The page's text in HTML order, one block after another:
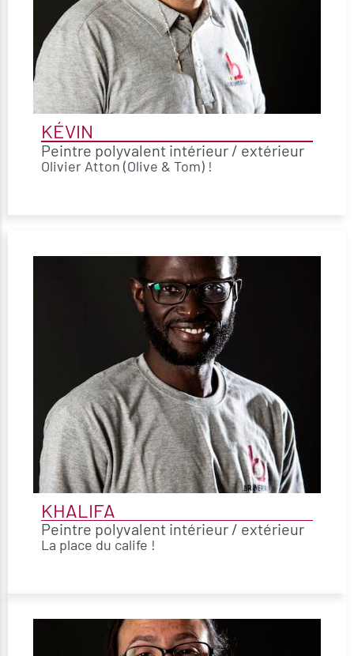
KÉVIN
Peintre polyvalent intérieur / extérieur
Olivier Atton (Olive & Tom) !
KHALIFA
Peintre polyvalent intérieur / extérieur
La place du calife !